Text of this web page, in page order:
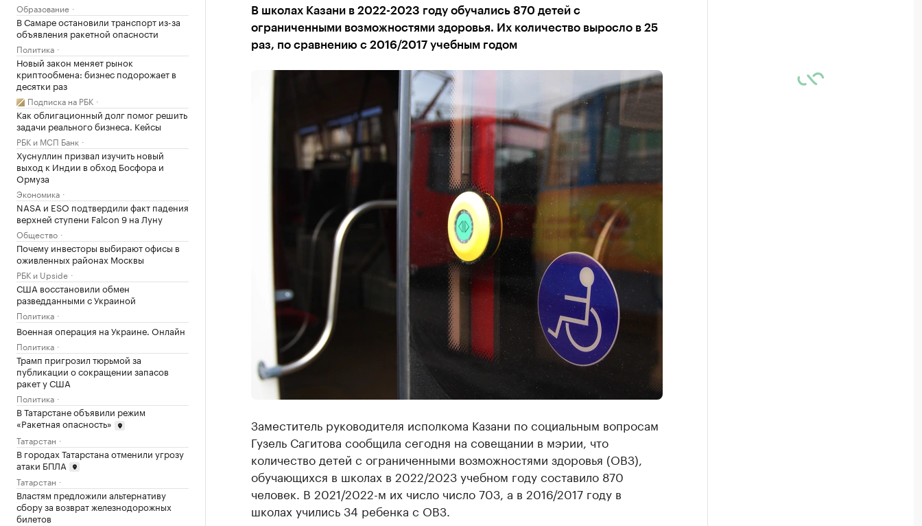
Образование
В Самаре остановили транспорт из-за
объявления ракетной опасности
Политика
Новый закон меняет рынок
криптообмена: бизнес подорожает в
десятки раз
Подписка на РБК
Как облигационный долг помог решить
задачи реального бизнеса. Кейсы
РБК и МСП Банк
Хуснуллин призвал изучить новый
выход к Индии в обход Босфора и
Ормуза
Экономика
NASA и ESO подтвердили факт падения
верхней ступени Falcon 9 на Луну
Общество
Почему инвесторы выбирают офисы в
оживленных районах Москвы
РБК и Upside
США восстановили обмен
разведданными с Украиной
Политика
Военная операция на Украине. Онлайн
Политика
Трамп пригрозил тюрьмой за
публикации о сокращении запасов
ракет у США
Политика
В Татарстане объявили режим
«Ракетная опасность»
Татарстан
В городах Татарстана отменили угрозу
атаки БПЛА
Татарстан
Властям предложили альтернативу
сбору за возврат железнодорожных
билетов
В школах Казани в 2022-2023 году обучались 870 детей с
ограниченными возможностями здоровья. Их количество выросло в 25
раз, по сравнению с 2016/2017 учебным годом
Заместитель руководителя исполкома Казани по социальным вопросам
Гузель Сагитова сообщила сегодня на совещании в мэрии, что
количество детей с ограниченными возможностями здоровья (ОВЗ),
обучающихся в школах в 2022/2023 учебном году составило 870
человек. В 2021/2022-м их число число 703, а в 2016/2017 году в
школах учились 34 ребенка с ОВЗ.